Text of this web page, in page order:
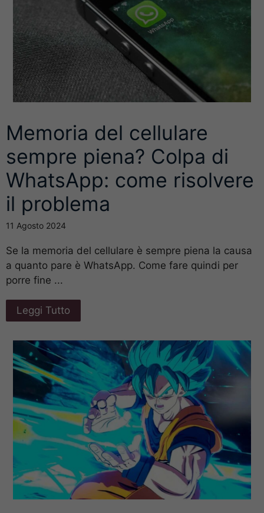
Memoria del cellulare
sempre piena? Colpa di
WhatsApp: come risolvere
il problema
11 Agosto 2024
Se la memoria del cellulare è sempre piena la causa
a quanto pare è WhatsApp. Come fare quindi per
porre fine ...
Leggi Tutto